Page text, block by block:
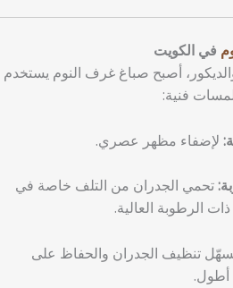
في الكويت
أصبح صباغ غرف النوم يستخدم
فنية:
لإضفاء مظهر عصري.
تحمي الجدران من التلف خاصة في
الرطوبة العالية.
تنظيف الجدران والحفاظ على
أطول.